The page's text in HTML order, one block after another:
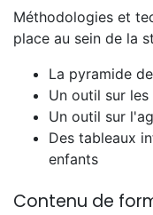
Méthodologies et
place au sein de la
La pyramide
Un outil sur les
Un outil sur
Des tableaux
enfants
Contenu de